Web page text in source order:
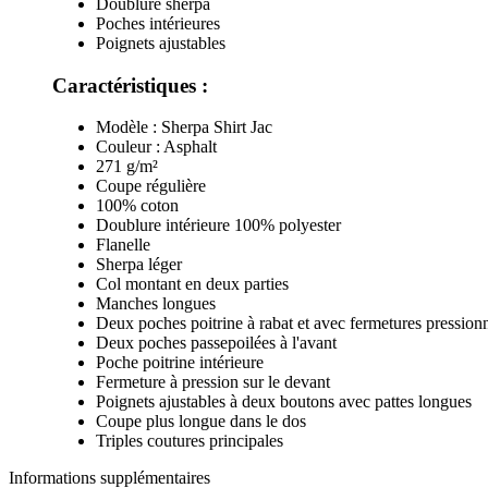
Doublure sherpa
Poches intérieures
Poignets ajustables
Caractéristiques :
Modèle : Sherpa Shirt Jac
Couleur : Asphalt
271 g/m²
Coupe régulière
100% coton
Doublure intérieure 100% polyester
Flanelle
Sherpa léger
Col montant en deux parties
Manches longues
Deux poches poitrine à rabat et avec fermetures
Deux poches passepoilées à l'avant
Poche poitrine intérieure
Fermeture à pression sur le devant
Poignets ajustables à deux boutons avec pattes longues
Coupe plus longue dans le dos
Triples coutures principales
Informations supplémentaires